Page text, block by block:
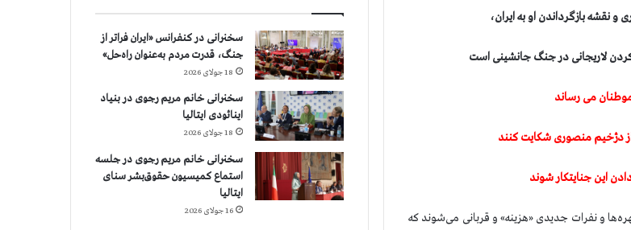
نقشه بازگرداندن او به ایران،
لاریجانی در جنگ جانشینی است
می رساند
دژخیم منصوری شکایت کنند
این جنایتکار شوند
و نفرات جدیدی «هزینه» و قربانی می‌شوند که
سخنرانی در کنفرانس «ایران فراتر از
جنگ، قدرت مردم به‌عنوان راه‌حل»
18 جولای 2026
سخنرانی خانم مریم رجوی در بنیاد
اینائودی ایتالیا
18 جولای 2026
سخنرانی خانم مریم رجوی در جلسه
استماع کمیسیون حقوق‌بشر سنای
ایتالیا
16 جولای 2026